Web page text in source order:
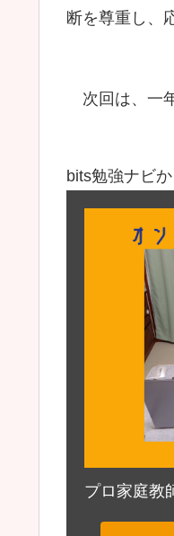
断を尊重し、
次回は、一
bits勉強ナビ
プロ家庭教